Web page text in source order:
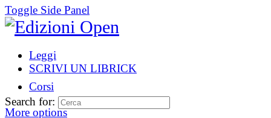
Toggle Side Panel
Leggi
SCRIVI UN LIBRICK
Corsi
More options
Search for: